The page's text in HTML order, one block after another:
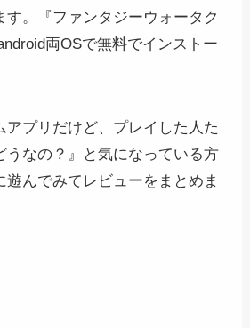
す。『ファンタジーウォータク
両OSで無料でインストー
アプリだけど、プレイした人た
うなの？』と気になっている方
遊んでみてレビューをまとめま